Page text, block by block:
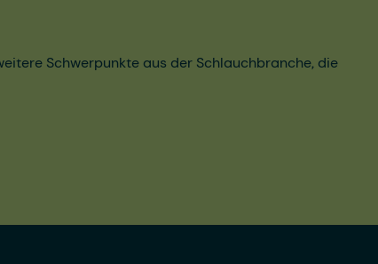
Schwerpunkte aus der Schlauchbranche, die